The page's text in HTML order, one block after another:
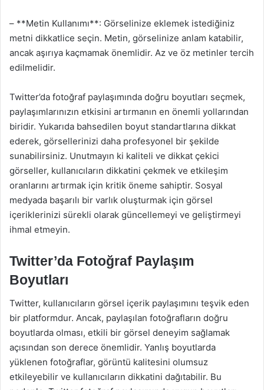
– **Metin Kullanımı**: Görselinize eklemek istediğiniz
metni dikkatlice seçin. Metin, görselinize anlam katabilir,
ancak aşırıya kaçmamak önemlidir. Az ve öz metinler tercih
edilmelidir.
Twitter’da fotoğraf paylaşımında doğru boyutları seçmek,
paylaşımlarınızın etkisini artırmanın en önemli yollarından
biridir. Yukarıda bahsedilen boyut standartlarına dikkat
ederek, görsellerinizi daha profesyonel bir şekilde
sunabilirsiniz. Unutmayın ki kaliteli ve dikkat çekici
görseller, kullanıcıların dikkatini çekmek ve etkileşim
oranlarını artırmak için kritik öneme sahiptir. Sosyal
medyada başarılı bir varlık oluşturmak için görsel
içeriklerinizi sürekli olarak güncellemeyi ve geliştirmeyi
ihmal etmeyin.
Twitter’da Fotoğraf Paylaşım
Boyutları
Twitter, kullanıcıların görsel içerik paylaşımını teşvik eden
bir platformdur. Ancak, paylaşılan fotoğrafların doğru
boyutlarda olması, etkili bir görsel deneyim sağlamak
açısından son derece önemlidir. Yanlış boyutlarda
yüklenen fotoğraflar, görüntü kalitesini olumsuz
etkileyebilir ve kullanıcıların dikkatini dağıtabilir. Bu